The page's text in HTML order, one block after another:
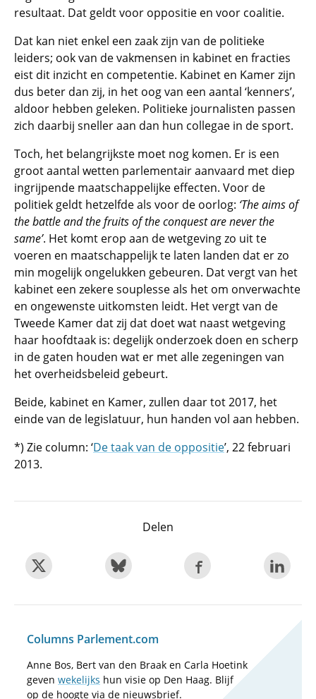
resultaat. Dat geldt voor oppositie en voor coalitie.
Dat kan niet enkel een zaak zijn van de politieke
leiders; ook van de vakmensen in kabinet en fracties
eist dit inzicht en competentie. Kabinet en Kamer zijn
dus beter dan zij, in het oog van een aantal ‘kenners’,
aldoor hebben geleken. Politieke journalisten passen
zich daarbij sneller aan dan hun collegae in de sport.
Toch, het belangrijkste moet nog komen. Er is een
groot aantal wetten parlementair aanvaard met diep
ingrijpende maatschappelijke effecten. Voor de
politiek geldt hetzelfde als voor de oorlog: ‘The aims of
the battle and the fruits of the conquest are never the
same’. Het komt erop aan de wetgeving zo uit te
voeren en maatschappelijk te laten landen dat er zo
min mogelijk ongelukken gebeuren. Dat vergt van het
kabinet een zekere souplesse als het om onverwachte
en ongewenste uitkomsten leidt. Het vergt van de
Tweede Kamer dat zij dat doet wat naast wetgeving
haar hoofdtaak is: degelijk onderzoek doen en scherp
in de gaten houden wat er met alle zegeningen van
het overheidsbeleid gebeurt.
Beide, kabinet en Kamer, zullen daar tot 2017, het
einde van de legislatuur, hun handen vol aan hebben.
*) Zie column: ‘De taak van de oppositie’, 22 februari
2013.
Delen
Columns Parlement.com
Anne Bos, Bert van den Braak en Carla Hoetink
geven wekelijks hun visie op Den Haag. Blijf
op de hoogte via de nieuwsbrief.